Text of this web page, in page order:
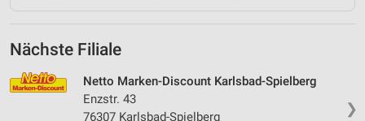
Nächste Filiale
❯
Netto Marken-Discount Karlsbad-Spielberg
Enzstr. 43
76307 Karlsbad-Spielberg